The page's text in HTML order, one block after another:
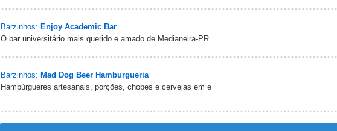
Barzinhos: Enjoy Academic Bar
O bar universitário mais querido e amado de Medianeira-PR.
Barzinhos: Mad Dog Beer Hamburgueria
Hambúrgueres artesanais, porções, chopes e cervejas em e